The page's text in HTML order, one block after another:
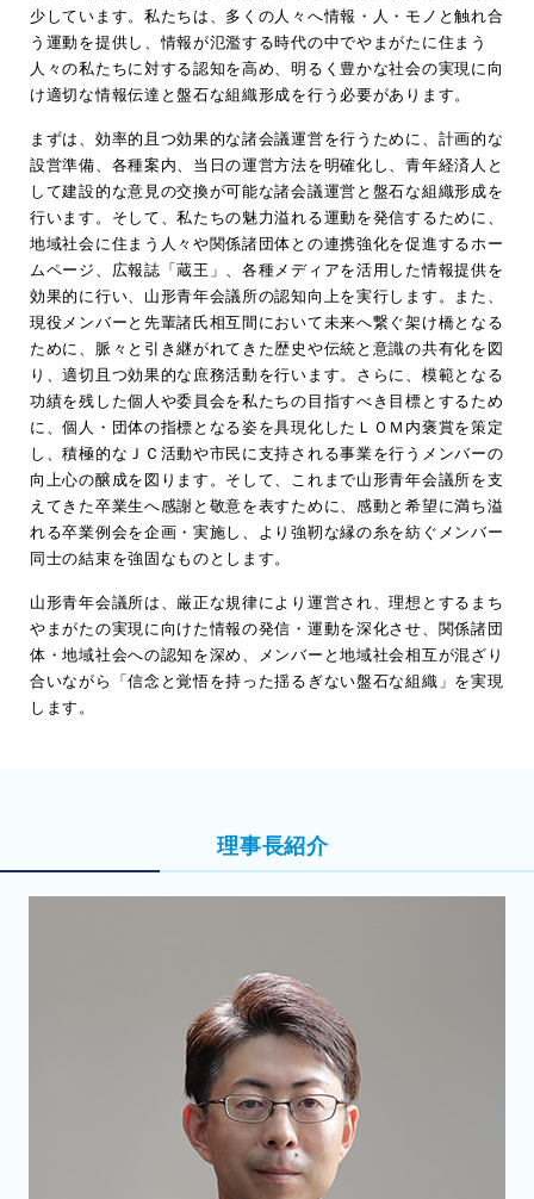
少しています。私たちは、多くの人々へ情報・人・モノと触れ合
う運動を提供し、情報が氾濫する時代の中でやまがたに住まう
人々の私たちに対する認知を高め、明るく豊かな社会の実現に向
け適切な情報伝達と盤石な組織形成を行う必要があります。
まずは、効率的且つ効果的な諸会議運営を行うために、計画的な
設営準備、各種案内、当日の運営方法を明確化し、青年経済人と
して建設的な意見の交換が可能な諸会議運営と盤石な組織形成を
行います。そして、私たちの魅力溢れる運動を発信するために、
地域社会に住まう人々や関係諸団体との連携強化を促進するホー
ムページ、広報誌「蔵王」、各種メディアを活用した情報提供を
効果的に行い、山形青年会議所の認知向上を実行します。また、
現役メンバーと先輩諸氏相互間において未来へ繋ぐ架け橋となる
ために、脈々と引き継がれてきた歴史や伝統と意識の共有化を図
り、適切且つ効果的な庶務活動を行います。さらに、模範となる
功績を残した個人や委員会を私たちの目指すべき目標とするため
に、個人・団体の指標となる姿を具現化したＬＯＭ内褒賞を策定
し、積極的なＪＣ活動や市民に支持される事業を行うメンバーの
向上心の醸成を図ります。そして、これまで山形青年会議所を支
えてきた卒業生へ感謝と敬意を表すために、感動と希望に満ち溢
れる卒業例会を企画・実施し、より強靭な縁の糸を紡ぐメンバー
同士の結束を強固なものとします。
山形青年会議所は、厳正な規律により運営され、理想とするまち
やまがたの実現に向けた情報の発信・運動を深化させ、関係諸団
体・地域社会への認知を深め、メンバーと地域社会相互が混ざり
合いながら「信念と覚悟を持った揺るぎない盤石な組織」を実現
します。
理事長紹介